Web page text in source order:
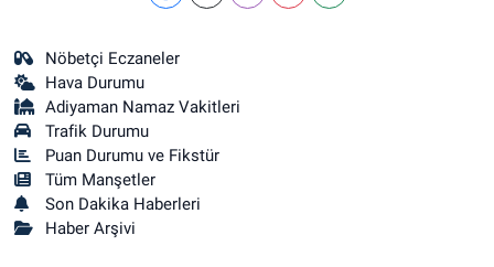
Nöbetçi Eczaneler
Hava Durumu
Adiyaman Namaz Vakitleri
Trafik Durumu
Puan Durumu ve Fikstür
Tüm Manşetler
Son Dakika Haberleri
Haber Arşivi